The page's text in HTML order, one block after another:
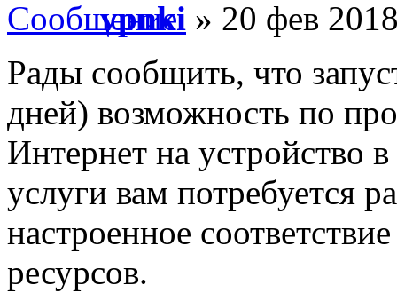
vpnki » 20 фев
Рады сообщить, что
дней) возможность по
Интернет на устройство
услуги вам потребуется
настроенное
ресурсов.